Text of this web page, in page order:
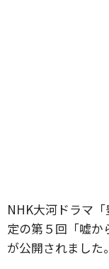
NHK大河ドラマ
定の第５回「嘘か
が公開されました。